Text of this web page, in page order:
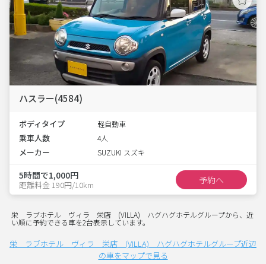
ハスラー(4584)
ボディタイプ 軽自動車
乗車人数 4人
メーカー SUZUKI スズキ
5時間で1,000円
距離料金 190円/10km 予約へ
栄 ラブホテル ヴィラ 栄店 (VILLA) ハグハグホテルグループから、近
い順に予約できる車を2台表示しています。
栄 ラブホテル ヴィラ 栄店 (VILLA) ハグハグホテルグループ近辺
の車をマップで見る